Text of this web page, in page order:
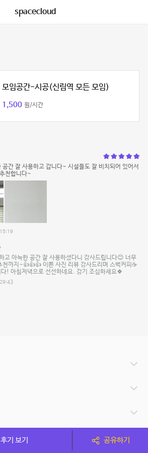
spacecloud
모임공간-시공(신림역 모든 모임)
1,500 원/시간
공간 잘 사용하고 갑니다~ 시설들도 잘 비치되어 있어서
천합니다~
고 아늑한 공간 잘 사용하셨다니 감사드립니다😊 너무
천까지~👍👍👍 이쁜 사진 리뷰 감사드리며 스벅커피☕
! 아침저녁으로 선선하네요. 감기 조심하세요🍀
기 보기 공유하기